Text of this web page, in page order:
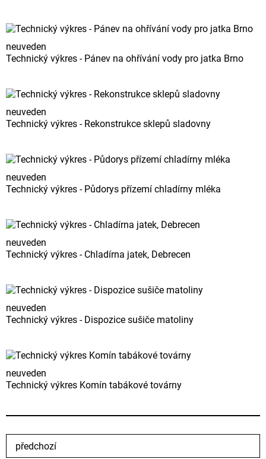
neuveden
Technický výkres - Pánev na ohřívání vody pro jatka Brno
neuveden
Technický výkres - Rekonstrukce sklepů sladovny
neuveden
Technický výkres - Půdorys přízemí chladírny mléka
neuveden
Technický výkres - Chladírna jatek, Debrecen
neuveden
Technický výkres - Dispozice sušiče matoliny
neuveden
Technický výkres Komín tabákové továrny
předchozí